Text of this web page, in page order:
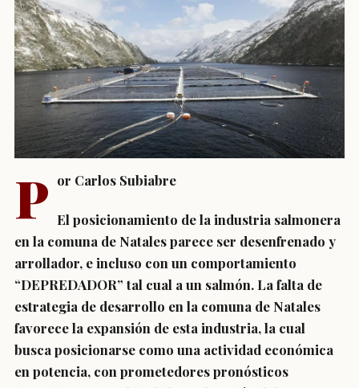
P or Carlos Subiabre
El posicionamiento de la industria salmonera
en la comuna de Natales parece ser desenfrenado y
arrollador, e incluso con un comportamiento
“DEPREDADOR” tal cual a un salmón. La falta de
estrategia de desarrollo en la comuna de Natales
favorece la expansión de esta industria, la cual
busca posicionarse como una actividad económica
en potencia, con prometedores pronósticos